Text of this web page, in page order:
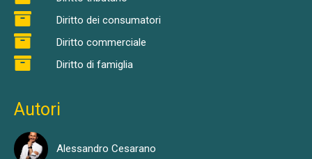
Diritto dei consumatori
Diritto commerciale
Diritto di famiglia
Autori
Alessandro Cesarano